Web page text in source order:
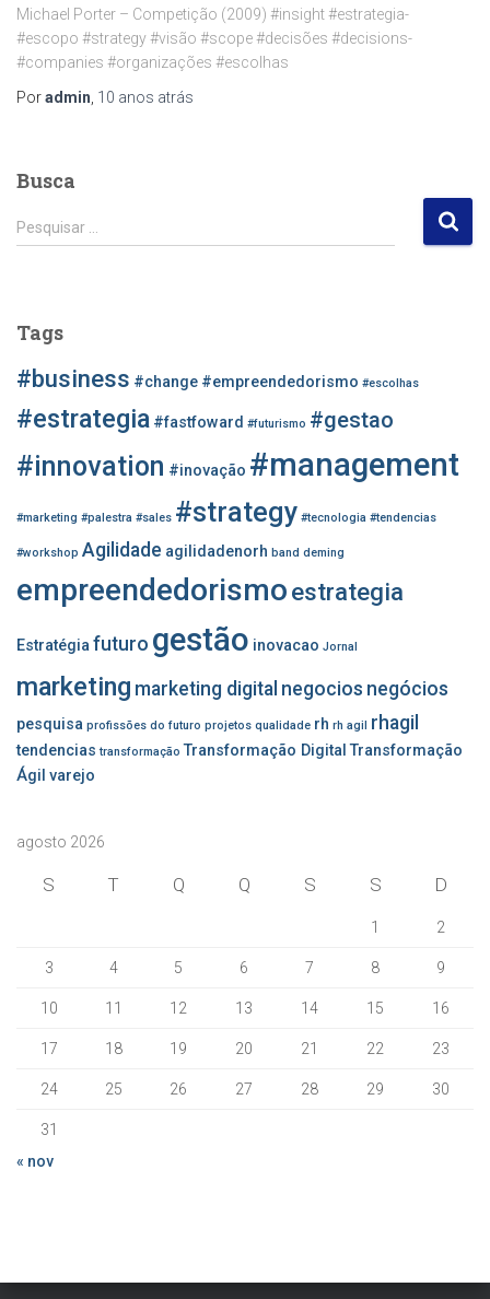
Michael Porter – Comp­etição (2009) #insight #estrategia­
#escopo­ #strategy­ #visão #scope­ #decisões #decisions­
#companies­ #organizações­ #escolhas
Poradmin 10 anos atrás
Busca
P
e
a
r
o
Pesquisar …
Tags
#business #change #empreendedorismo #escolhas
#estrategia #fastfoward #futurismo #gestao
#innovation #inovação #management
#marketing #palestra #sales #strategy #tecnologia #tendencias
#workshop Agilidade agilidadenorh band deming
empreendedorismoestrategia
Estratégiafuturo gestão inovacao Jornal
marketing marketing digital negocios negócios
pesquisa profissões do futuro projetos qualidade rh rh agil rhagil
tendencias transformação Transformação Digital Transformação
Ágil varejo
agosto 2026
S T Q Q S S D
1 2
3 4 5 6 7 8 9
10 11 12 13 14 15 16
17 18 19 20 21 22 23
24 25 26 27 28 29 30
31
« nov